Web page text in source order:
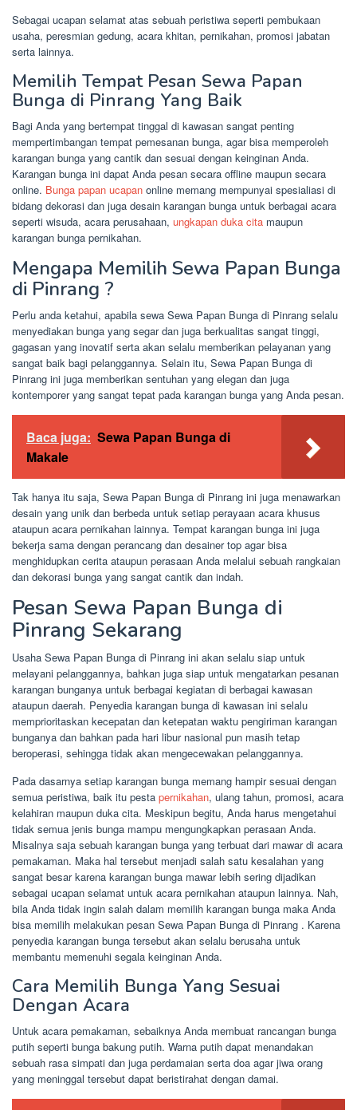
Sebagai ucapan selamat atas sebuah peristiwa seperti pembukaan
usaha, peresmian gedung, acara khitan, pernikahan, promosi jabatan
serta lainnya.
Memilih Tempat Pesan Sewa Papan
Bunga di Pinrang Yang Baik
Bagi Anda yang bertempat tinggal di kawasan sangat penting
mempertimbangan tempat pemesanan bunga, agar bisa memperoleh
karangan bunga yang cantik dan sesuai dengan keinginan Anda.
Karangan bunga ini dapat Anda pesan secara offline maupun secara
online. Bunga papan ucapan online memang mempunyai spesialiasi di
bidang dekorasi dan juga desain karangan bunga untuk berbagai acara
seperti wisuda, acara perusahaan, ungkapan duka cita maupun
karangan bunga pernikahan.
Mengapa Memilih Sewa Papan Bunga
di Pinrang ?
Perlu anda ketahui, apabila sewa Sewa Papan Bunga di Pinrang selalu
menyediakan bunga yang segar dan juga berkualitas sangat tinggi,
gagasan yang inovatif serta akan selalu memberikan pelayanan yang
sangat baik bagi pelanggannya. Selain itu, Sewa Papan Bunga di
Pinrang ini juga memberikan sentuhan yang elegan dan juga
kontemporer yang sangat tepat pada karangan bunga yang Anda pesan.
Baca juga: Sewa Papan Bunga di
Makale
Tak hanya itu saja, Sewa Papan Bunga di Pinrang ini juga menawarkan
desain yang unik dan berbeda untuk setiap perayaan acara khusus
ataupun acara pernikahan lainnya. Tempat karangan bunga ini juga
bekerja sama dengan perancang dan desainer top agar bisa
menghidupkan cerita ataupun perasaan Anda melalui sebuah rangkaian
dan dekorasi bunga yang sangat cantik dan indah.
Pesan Sewa Papan Bunga di
Pinrang Sekarang
Usaha Sewa Papan Bunga di Pinrang ini akan selalu siap untuk
melayani pelanggannya, bahkan juga siap untuk mengatarkan pesanan
karangan bunganya untuk berbagai kegiatan di berbagai kawasan
ataupun daerah. Penyedia karangan bunga di kawasan ini selalu
memprioritaskan kecepatan dan ketepatan waktu pengiriman karangan
bunganya dan bahkan pada hari libur nasional pun masih tetap
beroperasi, sehingga tidak akan mengecewakan pelanggannya.
Pada dasarnya setiap karangan bunga memang hampir sesuai dengan
semua peristiwa, baik itu pesta pernikahan, ulang tahun, promosi, acara
kelahiran maupun duka cita. Meskipun begitu, Anda harus mengetahui
tidak semua jenis bunga mampu mengungkapkan perasaan Anda.
Misalnya saja sebuah karangan bunga yang terbuat dari mawar di acara
pemakaman. Maka hal tersebut menjadi salah satu kesalahan yang
sangat besar karena karangan bunga mawar lebih sering dijadikan
sebagai ucapan selamat untuk acara pernikahan ataupun lainnya. Nah,
bila Anda tidak ingin salah dalam memilih karangan bunga maka Anda
bisa memilih melakukan pesan Sewa Papan Bunga di Pinrang . Karena
penyedia karangan bunga tersebut akan selalu berusaha untuk
membantu memenuhi segala keinginan Anda.
Cara Memilih Bunga Yang Sesuai
Dengan Acara
Untuk acara pemakaman, sebaiknya Anda membuat rancangan bunga
putih seperti bunga bakung putih. Warna putih dapat menandakan
sebuah rasa simpati dan juga perdamaian serta doa agar jiwa orang
yang meninggal tersebut dapat beristirahat dengan damai.